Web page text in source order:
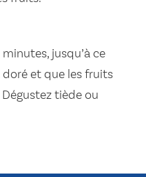
jusqu’à ce
et que les fruits
tiède ou